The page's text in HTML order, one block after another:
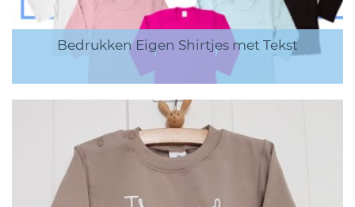
Bedrukken Eigen Shirtjes met Tekst